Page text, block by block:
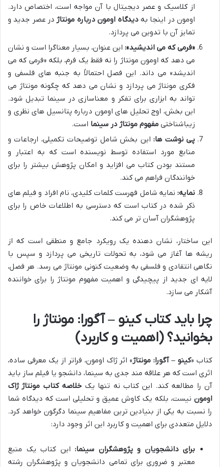
از کلاسیک و عصر دیجیتال با آن مواجه است، اختصاص دارد.
اومون در اینجا بهدیدگاه اومون درباره مونتاژدر عصر جدید و
تمایز آن با تدوین می پردازد.
«فرمی که می اندیشید»: این عنوان، بسیار معناگرا است و نشان
می دهد که اومون مونتاژ را نه فقط یک فرم، بلکه «فرمی که می
اندیشد» می داند. این فصل احتمالاً به جنبه های فلسفی و
فکری مونتاژ می پردازد و نشان می دهد که چگونه مونتاژ می
تواند به ابزاری برای تفکر و معناسازی در سینما تبدیل شود.
این بخش، اوج تحلیل های اومون درباره پتانسیل های نظری و
زیباشناختی مفهوم مونتاژ در سینما است.
پی نوشت ها:این بخش شامل توضیحات تکمیلی، ارجاعات و
منابع مورد استفاده توسط نویسنده است که به اعتبار و
مستند بودن کتاب می افزاید و امکان پژوهش بیشتر را برای
خوانندگان فراهم می کند.
نمایه: نمایه شامل فهرست کلمات کلیدی، نام افراد و فیلم های
ذکر شده در کتاب است که دسترسی به اطلاعات خاص را برای
پژوهشگران آسان تر می کند.
این ساختار، نشان دهنده یک رویکرد جامع و منطقی است که از
ریشه ها آغاز می شود، به تحولات تاریخی می پردازد و سپس با
نگاهی انتقادی و فلسفی به وضعیت کنونی مونتاژ می رسد. هر فصل،
لایه ای جدید از پیچیدگی و اهمیت مفهوم مونتاژ را برای خواننده
آشکار می سازد.
چرا باید کتاب کینو – آگورا: مونتاژ را
بخوانید؟ (اهمیت و کاربرد)
کتاب «کینو – آگورا: مونتاژ» اثر ژاک اومون، فراتر از یک معرفی ساده،
اثری است که هر علاقه مند جدی به سینما، دانشجو یا فیلم ساز باید
آن را مطالعه کند. این کتاب نه تنها یک خلاصه کتاب مونتاژ ژاک
اومون نیست، بلکه یک کاوش عمیق و تحلیلی است که دیدگاه شما
را نسبت به یکی از بنیادین ترین مفاهیم سینما دگرگون خواهد کرد.
دلایل متعددی برای اهمیت و کاربرد این اثر وجود دارد:
برای دانشجویان و پژوهشگران سینما: این کتاب یک منبع
معتبر و ضروری برای تمامی دانشجویان و پژوهشگران رشته